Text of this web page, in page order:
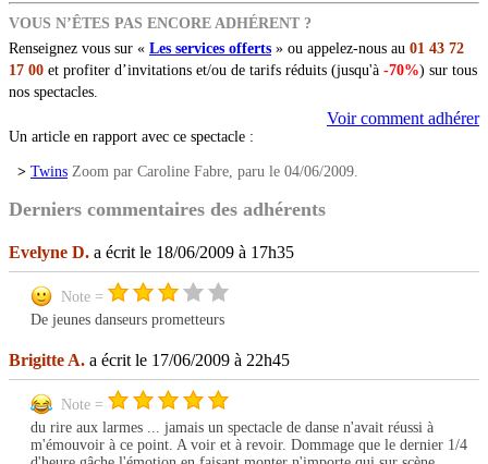
VOUS N’ÊTES PAS ENCORE ADHÉRENT ?
Renseignez vous sur « Les services offerts » ou appelez-nous au 01 43 72
17 00 et profiter d’invitations et/ou de tarifs réduits (jusqu'à -70%) sur tous
nos spectacles.
Voir comment adhérer
Un article en rapport avec ce spectacle :
> Twins Zoom par Caroline Fabre, paru le 04/06/2009.
Derniers commentaires des adhérents
Evelyne D. a écrit le 18/06/2009 à 17h35
Note =
De jeunes danseurs prometteurs
Brigitte A. a écrit le 17/06/2009 à 22h45
Note =
du rire aux larmes ... jamais un spectacle de danse n'avait réussi à
m'émouvoir à ce point. A voir et à revoir. Dommage que le dernier 1/4